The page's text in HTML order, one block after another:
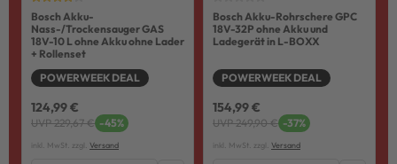
Bosch Akku-
Nass-/Trockensauger GAS
18V-10 L ohne Akku ohne Lader
+ Rollenset
POWERWEEK DEAL
124,99 €
UVP 229,67 € -45%
inkl. MwSt. zzgl. Versand
Bosch Akku-Rohrschere GPC
18V-32P ohne Akku und
Ladegerät in L-BOXX
POWERWEEK DEAL
154,99 €
UVP 249,90 € -37%
inkl. MwSt. zzgl. Versand